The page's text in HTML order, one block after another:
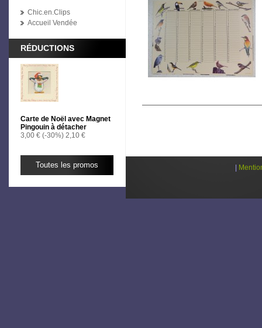
Chic.en.Clips
Accueil Vendée
RÉDUCTIONS
Carte de Noël avec Magnet
Pingouin à détacher
3,00 € (-30%) 2,10 €
Toutes les promos